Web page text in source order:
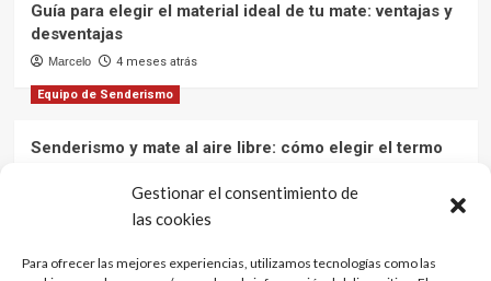
Gestionar el consentimiento de
las cookies
Para ofrecer las mejores experiencias, utilizamos tecnologías como las
Guía para elegir el material ideal de tu mate: ventajas y
desventajas
Marcelo 4 meses atrás
Equipo de Senderismo
Senderismo y mate al aire libre: cómo elegir el termo
12 meses atrás